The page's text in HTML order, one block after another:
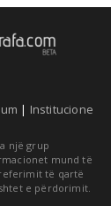
| Institucione
një grup
mund të
të qartë
e përdorimit.